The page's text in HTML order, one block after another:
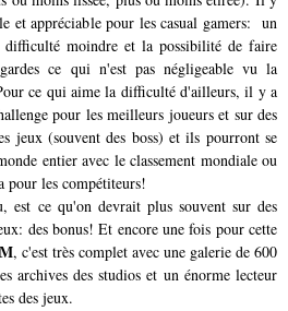
et appréciable pour les casual gamers: un
difficulté moindre et la possibilité de faire
ce qui n'est pas négligeable vu la
ce qui aime la difficulté d'ailleurs, il y a
pour les meilleurs joueurs et sur des
jeux (souvent des boss) et ils pourront se
entier avec le classement mondiale ou
pour les compétiteurs!
est ce qu'on devrait plus souvent sur des
des bonus! Et encore une fois pour cette
, c'est très complet avec une galerie de 600
archives des studios et un énorme lecteur
des jeux.